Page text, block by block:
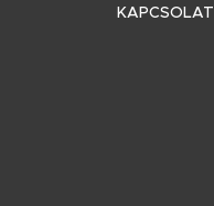
KAPCSOLAT